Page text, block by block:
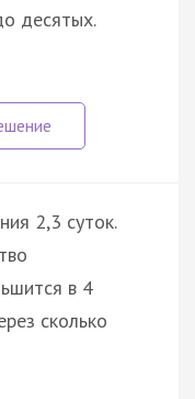
десятых.
2,3 суток.
в 4
сколько